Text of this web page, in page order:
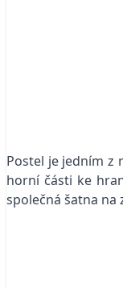
Postel je jedním z
horní části ke
společná šatna na